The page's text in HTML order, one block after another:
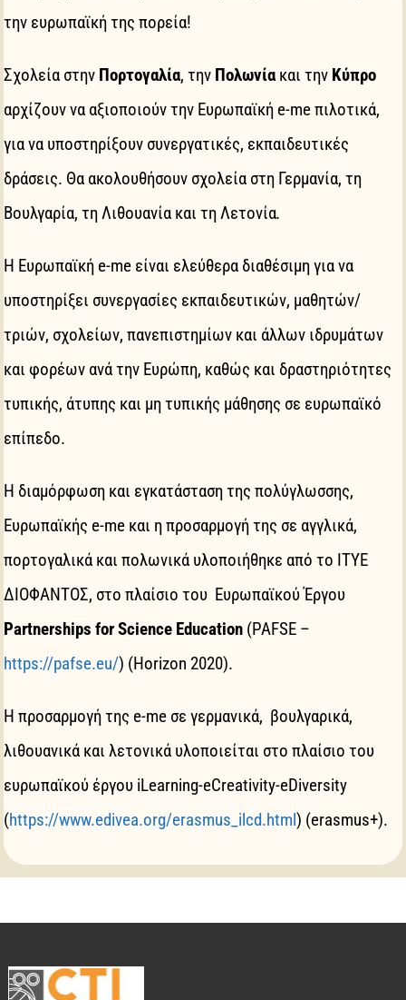
την ευρωπαϊκή της πορεία!
Σχολεία στην Πορτογαλία, την Πολωνία και την Κύπρο
αρχίζουν να αξιοποιούν την Ευρωπαϊκή e-me πιλοτικά,
για να υποστηρίξουν συνεργατικές, εκπαιδευτικές
δράσεις. Θα ακολουθήσουν σχολεία στη Γερμανία, τη
Βουλγαρία, τη Λιθουανία και τη Λετονία.
Η Ευρωπαϊκή e-me είναι ελεύθερα διαθέσιμη για να
υποστηρίξει συνεργασίες εκπαιδευτικών, μαθητών/
τριών, σχολείων, πανεπιστημίων και άλλων ιδρυμάτων
και φορέων ανά την Ευρώπη, καθώς και δραστηριότητες
τυπικής, άτυπης και μη τυπικής μάθησης σε ευρωπαϊκό
επίπεδο.
Η διαμόρφωση και εγκατάσταση της πολύγλωσσης,
Ευρωπαϊκής e-me και η προσαρμογή της σε αγγλικά,
πορτογαλικά και πολωνικά υλοποιήθηκε από το ΙΤΥΕ
ΔΙΟΦΑΝΤΟΣ, στο πλαίσιο του Ευρωπαϊκού Έργου
Partnerships for Science Education (PAFSE –
https://pafse.eu/) (Ηorizon 2020).
Η προσαρμογή της e-me σε γερμανικά, βουλγαρικά,
λιθουανικά και λετονικά υλοποιείται στο πλαίσιο του
ευρωπαϊκού έργου iLearning-eCreativity-eDiversity
(https://www.edivea.org/erasmus_ilcd.html) (erasmus+).